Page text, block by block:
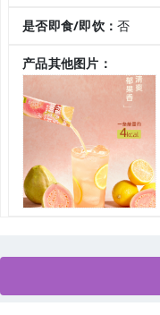
是否即食/即饮：否
产品其他图片：